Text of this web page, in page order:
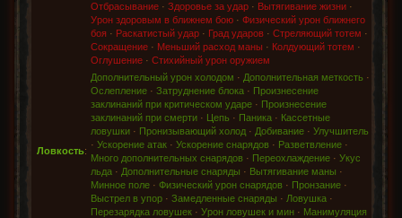
Отбрасывание· Здоровье за удар· Вытягивание жизни·
Урон здоровым в ближнем бою· Физический урон ближнего
боя· Раскатистый удар· Град ударов· Стреляющий тотем ·
Сокращение· Меньший расход маны · Колдующий тотем ·
Оглушение· Стихийный урон оружием
Ловкость:
Дополнительный урон холодом · Дополнительная меткость ·
Ослепление· Затруднение блока· Произнесение
заклинаний при критическом ударе· Произнесение
заклинаний при смерти· Цепь · Паника· Кассетные
ловушки· Пронизывающий холод· Добивание· Улучшитель
· Ускорение атак· Ускорение снарядов· Разветвление·
Много дополнительных снарядов· Переохлаждение· Укус
льда· Дополнительные снаряды · Вытягивание маны ·
Минное поле· Физический урон снарядов· Пронзание·
Выстрел в упор· Замедленные снаряды · Ловушка·
Перезарядка ловушек· Урон ловушек и мин· Манимуляция